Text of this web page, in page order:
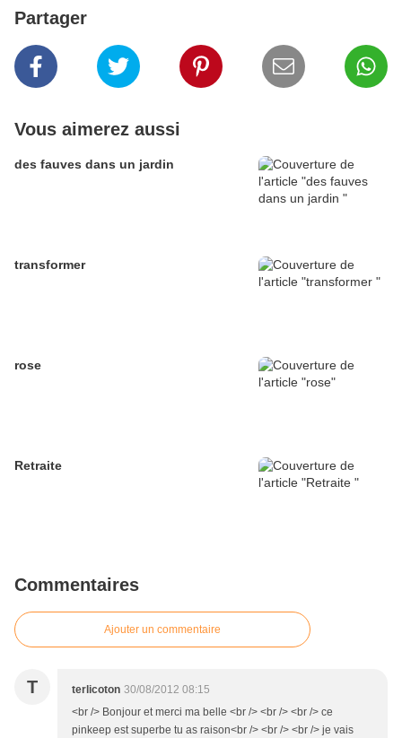
Partager
Vous aimerez aussi
des fauves dans un jardin
transformer
rose
Retraite
Commentaires
Ajouter un commentaire
T terlicoton 30/08/2012 08:15
<br /> Bonjour et merci ma belle <br /> <br /> <br /> ce
pinkeep est superbe tu as raison<br /> <br /> <br /> je vais